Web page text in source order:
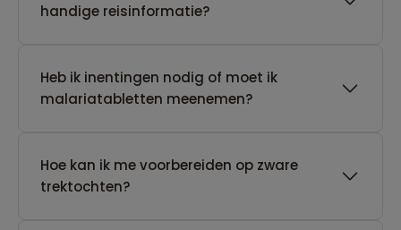
handige reisinformatie?
Heb ik inentingen nodig of moet ik
malariatabletten meenemen?
Hoe kan ik me voorbereiden op zware
trektochten?